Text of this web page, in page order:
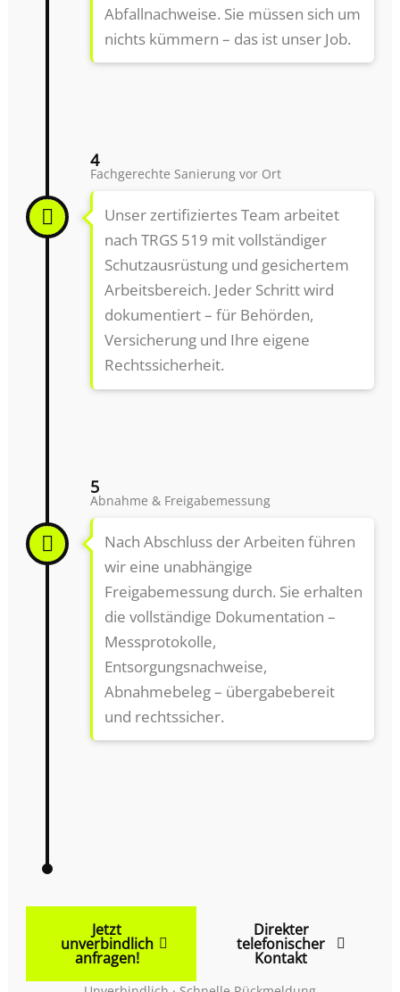
Abfallnachweise. Sie müssen sich um
nichts kümmern – das ist unser Job.
4
Fachgerechte Sanierung vor Ort
Unser zertifiziertes Team arbeitet
nach TRGS 519 mit vollständiger
Schutzausrüstung und gesichertem
Arbeitsbereich. Jeder Schritt wird
dokumentiert – für Behörden,
Versicherung und Ihre eigene
Rechtssicherheit.
5
Abnahme & Freigabemessung
Nach Abschluss der Arbeiten führen
wir eine unabhängige
Freigabemessung durch. Sie erhalten
die vollständige Dokumentation –
Messprotokolle,
Entsorgungsnachweise,
Abnahmebeleg – übergabebereit
und rechtssicher.
Jetzt
unverbindlich
anfragen!
Direkter
telefonischer
Kontakt